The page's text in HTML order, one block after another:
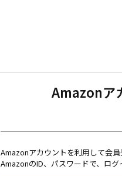
Amazonア
Amazonアカウントを利用して会員
AmazonのID、パスワードで、ログ